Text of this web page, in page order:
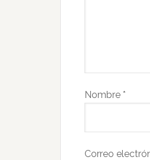
Nombre *
Correo